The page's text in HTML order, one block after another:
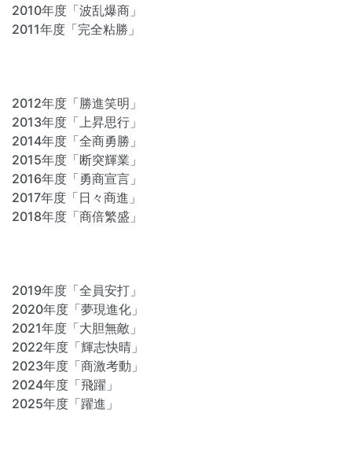
2010年度「波乱爆商」
2011年度「完全粘勝」
2012年度「勝進笑明」
2013年度「上昇思行」
2014年度「全商勇勝」
2015年度「断突輝業」
2016年度「勇商宣言」
2017年度「日々商進」
2018年度「商倍繁盛」
2019年度「全員安打」
2020年度「夢現進化」
2021年度「大胆無敵」
2022年度「輝志快晴」
2023年度「商激考動」
2024年度「飛躍」
2025年度「躍進」